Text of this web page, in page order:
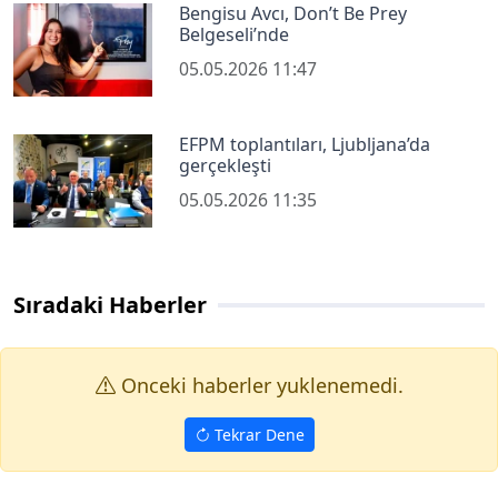
Bengisu Avcı, Don’t Be Prey
Belgeseli’nde
05.05.2026 11:47
EFPM toplantıları, Ljubljana’da
gerçekleşti
05.05.2026 11:35
Sıradaki Haberler
Onceki haberler yuklenemedi.
Tekrar Dene